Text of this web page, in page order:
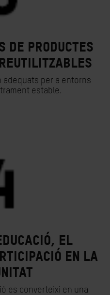
de productes
adequats per a entorns
estable.
el
en la
es converteixi en una